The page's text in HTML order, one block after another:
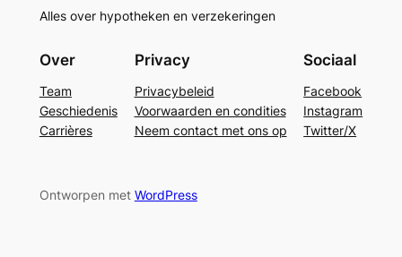
Alles over hypotheken en verzekeringen
Over
Team
Geschiedenis
Carrières
Privacy
Privacybeleid
Voorwaarden en condities
Neem contact met ons op
Sociaal
Facebook
Instagram
Twitter/X
Ontworpen met WordPress